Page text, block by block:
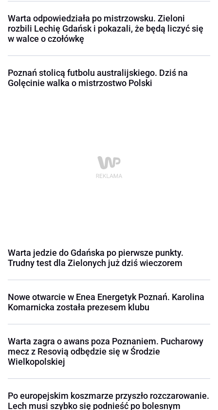
Warta odpowiedziała po mistrzowsku. Zieloni
rozbili Lechię Gdańsk i pokazali, że będą liczyć się
w walce o czołówkę
Poznań stolicą futbolu australijskiego. Dziś na
Golęcinie walka o mistrzostwo Polski
Warta jedzie do Gdańska po pierwsze punkty.
Trudny test dla Zielonych już dziś wieczorem
Nowe otwarcie w Enea Energetyk Poznań. Karolina
Komarnicka została prezesem klubu
Warta zagra o awans poza Poznaniem. Pucharowy
mecz z Resovią odbędzie się w Środzie
Wielkopolskiej
Po europejskim koszmarze przyszło rozczarowanie.
Lech musi szybko się podnieść po bolesnym